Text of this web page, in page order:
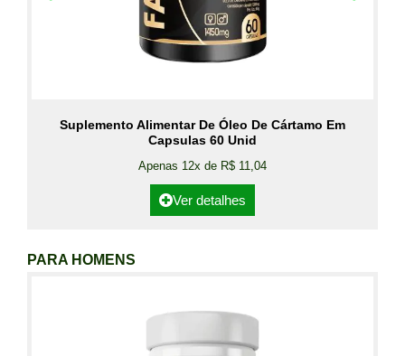
Suplemento Alimentar De Óleo De Cártamo Em
Capsulas 60 Unid
Apenas 12x de R$ 11,04
Ver detalhes
PARA HOMENS